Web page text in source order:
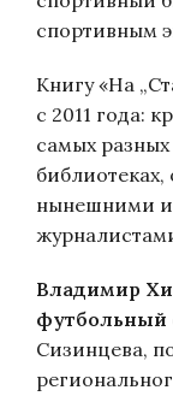
спортивным
Книгу «На
с 2011 года:
самых разных
нынешними
Владимир
футбольный
Сизинцева,